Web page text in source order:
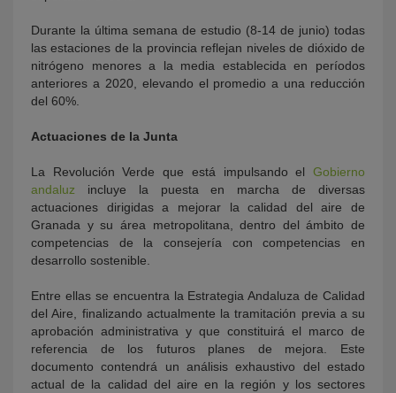
Durante la última semana de estudio (8-14 de junio) todas
las estaciones de la provincia reflejan niveles de dióxido de
nitrógeno menores a la media establecida en períodos
anteriores a 2020, elevando el promedio a una reducción
del 60%.
Actuaciones de la Junta
La Revolución Verde que está impulsando el Gobierno
andaluz incluye la puesta en marcha de diversas
actuaciones dirigidas a mejorar la calidad del aire de
Granada y su área metropolitana, dentro del ámbito de
competencias de la consejería con competencias en
desarrollo sostenible.
Entre ellas se encuentra la Estrategia Andaluza de Calidad
del Aire, finalizando actualmente la tramitación previa a su
aprobación administrativa y que constituirá el marco de
referencia de los futuros planes de mejora. Este
documento contendrá un análisis exhaustivo del estado
actual de la calidad del aire en la región y los sectores